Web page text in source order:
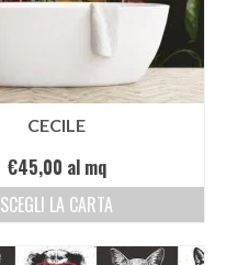
CECILE
€45,00 al mq
SCEGLI LA CARTA